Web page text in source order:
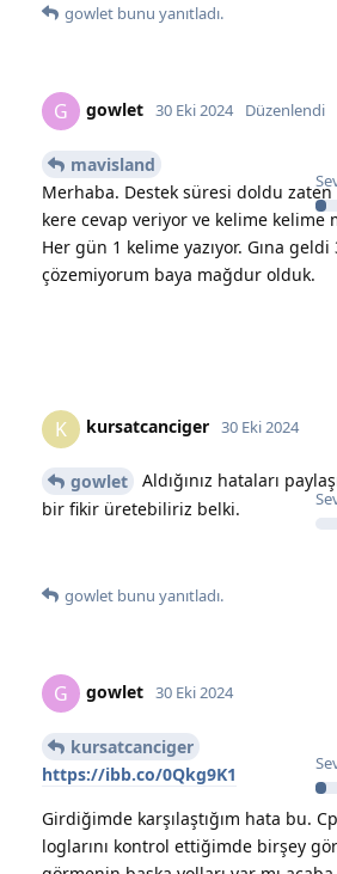
gowlet bunu yanıtladı.
G gowlet 30 Eki 2024 Düzenlendi
mavisland
Merhaba. Destek süresi doldu
kere cevap veriyor ve kelime kelime
Her gün 1 kelime yazıyor. Gına
çözemiyorum baya mağdur olduk.
K kursatcanciger 30 Eki 2024
gowlet
Aldığınız hataları
bir fikir üretebiliriz belki.
gowlet bunu yanıtladı.
G gowlet 30 Eki 2024
kursatcanciger
https://ibb.co/0Qkg9K1
Girdiğimde karşılaştığım hata bu.
loglarını kontrol ettiğimde birşey